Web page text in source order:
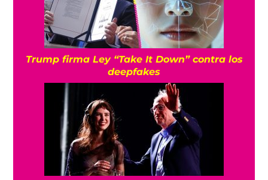
Trump firma Ley “Take It Down” contra los
deepfakes